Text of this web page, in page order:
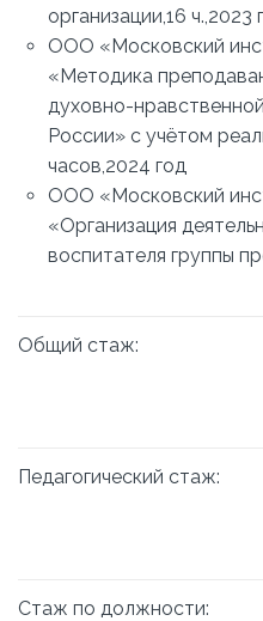
организации,16 ч.,2023
ООО «Московский
«Методика
духовно-
России» с учётом
часов,2024 год
ООО «Московский
«Организация
воспитателя группы
Общий стаж:
Педагогический стаж:
Стаж по должности: